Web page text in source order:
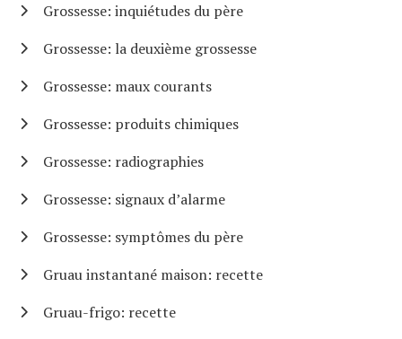
Grossesse: inquiétudes du père
Grossesse: la deuxième grossesse
Grossesse: maux courants
Grossesse: produits chimiques
Grossesse: radiographies
Grossesse: signaux d’alarme
Grossesse: symptômes du père
Gruau instantané maison: recette
Gruau-frigo: recette